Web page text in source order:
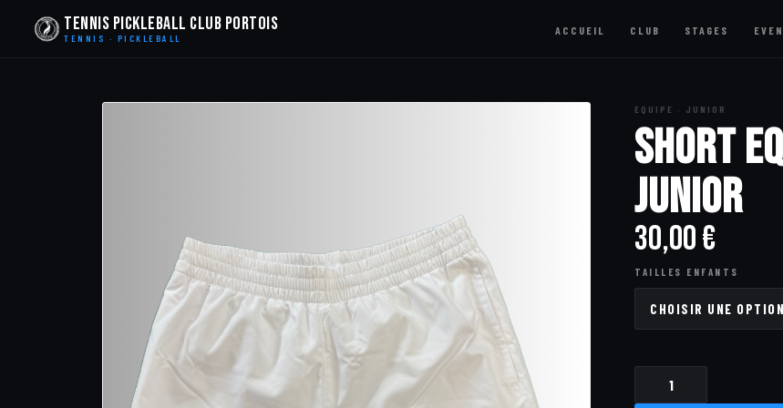
Tennis Pickleball Club Portois
TENNIS · PICKLEBALL
ACCUEIL CLUB STAGES
EQUIPE · JUNIOR
Short
Junior
30,00€
TAILLES ENFANTS
QUANTITÉ